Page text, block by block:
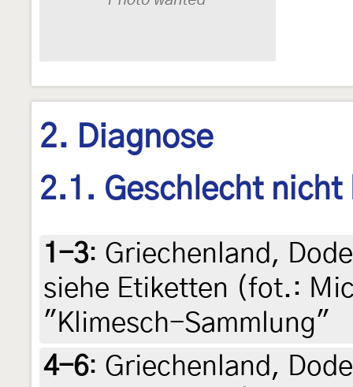
2. Diagnose
2.1. Geschlecht nicht
1-3: Griechenland,
siehe Etiketten (fot.:
"Klimesch-Sammlung"
4-6: Griechenland,